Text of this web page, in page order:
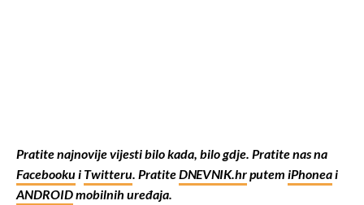
Pratite najnovije vijesti bilo kada, bilo gdje. Pratite nas na
Facebookui Twitteru. PratiteDNEVNIK.hrputem iPhoneai
ANDROIDmobilnih uređaja.